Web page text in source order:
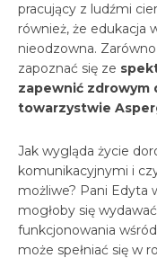
pracujący z ludźmi
również, że edukacja
nieodzowna.
zapoznać się ze
zapewnić zdrowym
towarzystwie
Jak wygląda życie
komunikacyjnymi i
możliwe? Pani Edyta
mogłoby się
funkcjonowania
może spełniać się w